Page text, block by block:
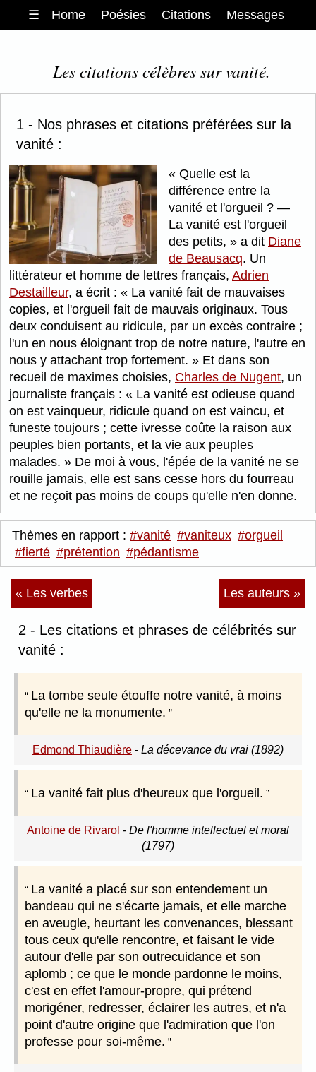
☰ Home Poésies Citations Messages
Les citations célèbres sur vanité.
1 - Nos phrases et citations préférées sur la
vanité :
Quelle est la
différence entre la
vanité et l'orgueil ? —
La vanité est l'orgueil
des petits,
a dit Diane
de Beausacq. Un
littérateur et homme de lettres français, Adrien
Destailleur, a écrit :
La vanité fait de mauvaises
copies, et l'orgueil fait de mauvais originaux. Tous
deux conduisent au ridicule, par un excès contraire ;
l'un en nous éloignant trop de notre nature, l'autre en
nous y attachant trop fortement.
Et dans son
recueil de maximes choisies, Charles de Nugent, un
journaliste français :
La vanité est odieuse quand
on est vainqueur, ridicule quand on est vaincu, et
funeste toujours ; cette ivresse coûte la raison aux
peuples bien portants, et la vie aux peuples
malades.
De moi à vous, l'épée de la vanité ne se
rouille jamais, elle est sans cesse hors du fourreau
et ne reçoit pas moins de coups qu'elle n'en donne.
Thèmes en rapport : #vanité #vaniteux #orgueil
#fierté #prétention #pédantisme
« Les verbes Les auteurs »
2 - Les citations et phrases de célébrités sur
vanité :
La tombe seule étouffe notre vanité, à moins
qu'elle ne la monumente.
Edmond Thiaudière - La décevance du vrai (1892)
La vanité fait plus d'heureux que l'orgueil.
Antoine de Rivarol - De l'homme intellectuel et moral
(1797)
La vanité a placé sur son entendement un
bandeau qui ne s'écarte jamais, et elle marche
en aveugle, heurtant les convenances, blessant
tous ceux qu'elle rencontre, et faisant le vide
autour d'elle par son outrecuidance et son
aplomb ; ce que le monde pardonne le moins,
c'est en effet l'amour-propre, qui prétend
morigéner, redresser, éclairer les autres, et n'a
point d'autre origine que l'admiration que l'on
professe pour soi-même.